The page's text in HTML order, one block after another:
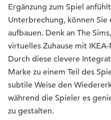
Ergänzung zum Spiel
Unterbrechung, können
aufbauen. Denk an The
virtuelles Zuhause mit
Durch diese clevere
Marke zu einem Teil des
subtile Weise den
während die Spieler es
zu gestalten.